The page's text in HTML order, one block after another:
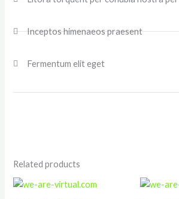
Inceptos himenaeos praesent
Fermentum elit eget
Related products